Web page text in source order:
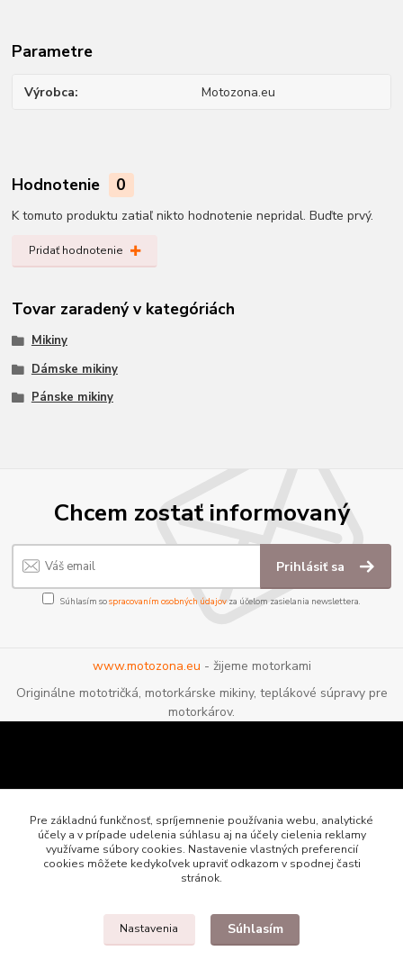
Parametre
Výrobca Motozona.eu
Hodnotenie 0
K tomuto produktu zatiaľ nikto hodnotenie nepridal. Buďte prvý.
Pridať hodnotenie
Tovar zaradený v kategóriách
Mikiny
Dámske mikiny
Pánske mikiny
Chcem zostať informovaný
Prihlásiť sa
Súhlasím sospracovaním osobných údajov za účelom zasielania newslettera.
www.motozona.eu - žijeme motorkami
Originálne mototričká, motorkárske mikiny, teplákové súpravy pre
motorkárov.
Pre základnú funkčnosť, spríjemnenie používania webu, analytické
účely a v prípade udelenia súhlasu aj na účely cielenia reklamy
využívame súbory cookies. Nastavenie vlastných preferencií
cookies môžete kedykoľvek upraviť odkazom v spodnej časti
stránok.
Nastavenia Súhlasím